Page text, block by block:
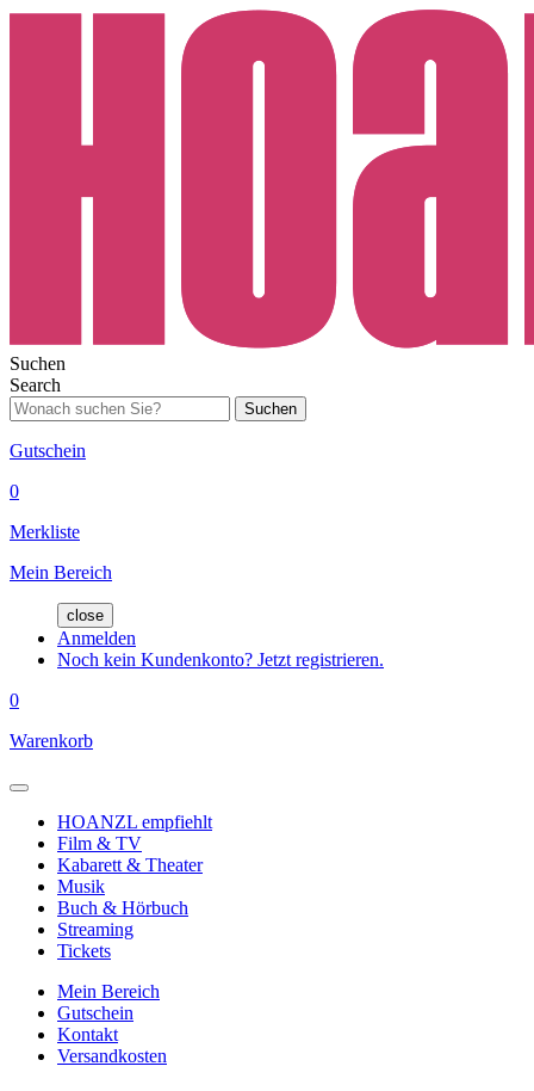
Suchen
Search
Suchen
Gutschein
0
Merkliste
Mein Bereich
close
Anmelden
Noch kein Kundenkonto? Jetzt registrieren.
0
Warenkorb
HOANZL empfiehlt
Film & TV
Kabarett & Theater
Musik
Buch & Hörbuch
Streaming
Tickets
Mein Bereich
Gutschein
Kontakt
Versandkosten